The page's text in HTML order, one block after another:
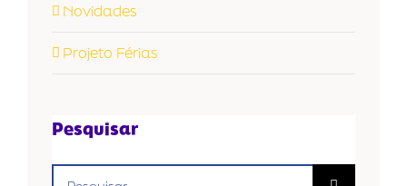
Novidades
Projeto Férias
Pesquisar